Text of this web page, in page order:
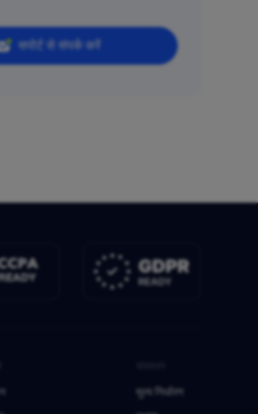
सपोर्ट से संपर्क करें
मूल्य निर्धारण